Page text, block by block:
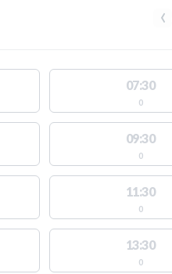
‹
07:30
0
09:30
0
11:30
0
13:30
0